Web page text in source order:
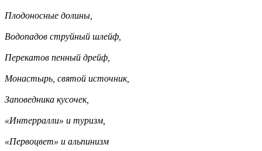
Плодоносные долины,
Водопадов струйный шлейф,
Перекатов пенный дрейф,
Монастырь, святой источник,
Заповедника кусочек,
«Интерралли» и туризм,
«Первоцвет» и альпинизм